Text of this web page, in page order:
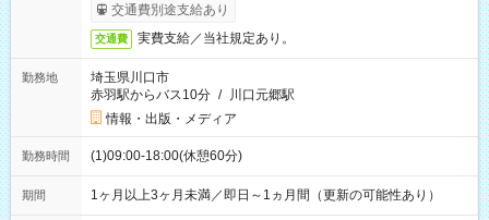
交通費別途支給あり
交通費 実費支給／当社規定あり。
勤務地
埼玉県川口市
赤羽駅からバス10分 / 川口元郷駅
情報・出版・メディア
勤務時間 (1)09:00-18:00(休憩60分)
期間 1ヶ月以上3ヶ月未満／即日～1ヵ月間（更新の可能性あり）